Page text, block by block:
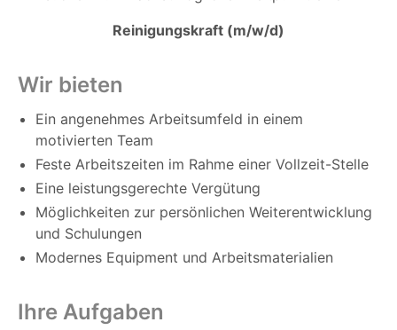
Reinigungskraft (m/w/d)
Wir bieten
Ein angenehmes Arbeitsumfeld in einem
motivierten Team
Feste Arbeitszeiten im Rahme einer Vollzeit-Stelle
Eine leistungsgerechte Vergütung
Möglichkeiten zur persönlichen Weiterentwicklung
und Schulungen
Modernes Equipment und Arbeitsmaterialien
Ihre Aufgaben